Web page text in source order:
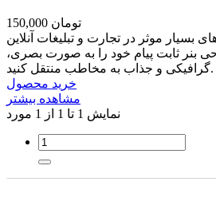
150,000 تومان
بسیار موثر در تجارت و تبلیغات آنلاین
بنر ثابت پیام خود را به صورت بصری،
گرافیکی و جذاب به مخاطب منتقل کنید.
خرید محصول
مشاهده بیشتر
نمایش 1 تا 1 از 1 مورد